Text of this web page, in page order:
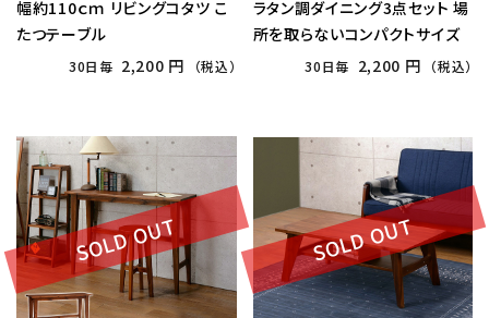
幅約110ｃｍ リビングコタツ こ
たつテーブル
30日毎 2,200 円 （税込）
ラタン調ダイニング3点セット 場
所を取らないコンパクトサイズ
30日毎 2,200 円 （税込）
SOLD OUT SOLD OUT